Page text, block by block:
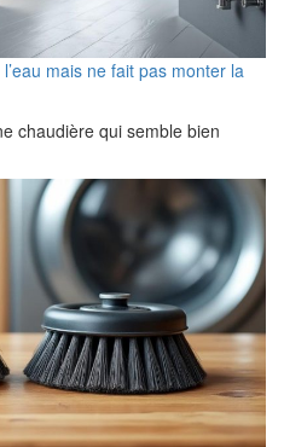
mais ne fait pas monter la
chaudière qui semble bien